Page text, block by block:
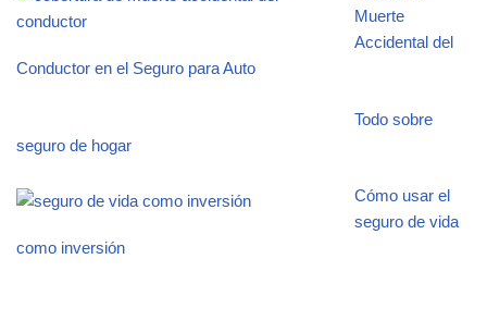
Muerte
Accidental del
Conductor en el Seguro para Auto
Todo sobre
seguro de hogar
Cómo usar el
seguro de vida
como inversión